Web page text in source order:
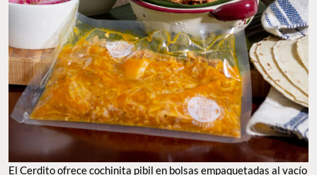
El Cerdito ofrece cochinita pibil en bolsas empaquetadas al vacío